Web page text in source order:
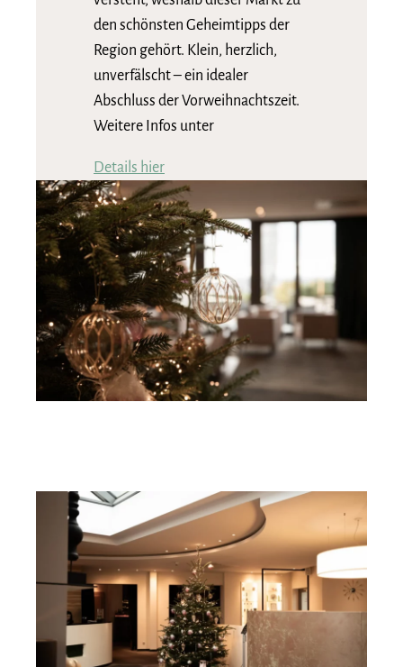
den schönsten Geheimtipps der
Region gehört. Klein, herzlich,
unverfälscht – ein idealer
Abschluss der Vorweihnachtszeit.
Weitere Infos unter
Details hier